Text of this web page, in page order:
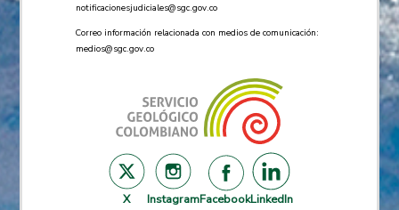
notificacionesjudiciales@sgc.gov.co
Correo información relacionada con medios de comunicación:
medios@sgc.gov.co
X InstagramFacebookLinkedIn